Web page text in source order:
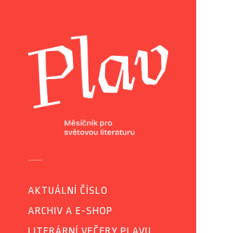
AKTUÁLNÍ ČÍSLO
ARCHIV A E-SHOP